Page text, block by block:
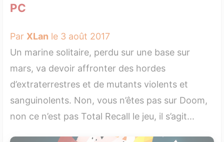
PC
Par XLan le 3 août 2017
Un marine solitaire, perdu sur une base sur
mars, va devoir affronter des hordes
d’extraterrestres et de mutants violents et
sanguinolents. Non, vous n’êtes pas sur Doom,
non ce n’est pas Total Recall le jeu, il s’agit...